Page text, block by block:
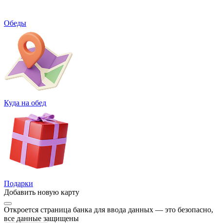
Обеды
Куда на обед
Подарки
Добавить новую карту
Откроется страница банка для ввода данных — это безопасно,
все данные защищены